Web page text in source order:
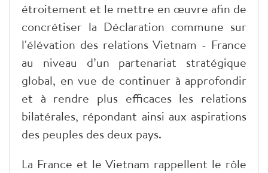
étroitement et le mettre en œuvre afin de
concrétiser la Déclaration commune sur
l'élévation des relations Vietnam - France
au niveau d’un partenariat stratégique
global, en vue de continuer à approfondir
et à rendre plus efficaces les relations
bilatérales, répondant ainsi aux aspirations
des peuples des deux pays.
La France et le Vietnam rappellent le rôle